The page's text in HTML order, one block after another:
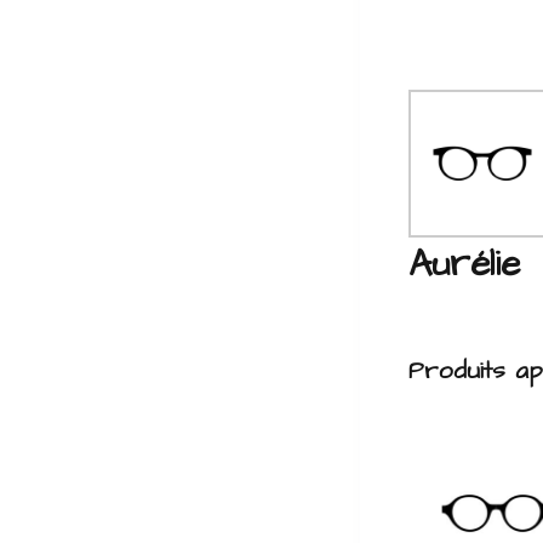
Aurélie
Produits